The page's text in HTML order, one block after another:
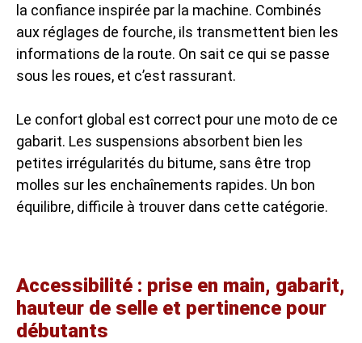
la confiance inspirée par la machine. Combinés
aux réglages de fourche, ils transmettent bien les
informations de la route. On sait ce qui se passe
sous les roues, et c’est rassurant.
Le confort global est correct pour une moto de ce
gabarit. Les suspensions absorbent bien les
petites irrégularités du bitume, sans être trop
molles sur les enchaînements rapides. Un bon
équilibre, difficile à trouver dans cette catégorie.
Accessibilité : prise en main, gabarit,
hauteur de selle et pertinence pour
débutants